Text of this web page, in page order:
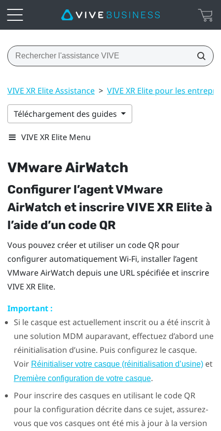
VIVE XR Elite Assistance > VIVE XR Elite pour les
Téléchargement des guides
VIVE XR Elite Menu
VMware AirWatch
Configurer l’agentVMware
AirWatch et inscrireVIVE XR Eliteà
l’aide d’un code QR
Vous pouvez créer et utiliser un code QR pour
configurer automatiquementWi-Fi, installer l’agent
VMware AirWatch depuis une URL spécifiée et inscrire
VIVE XR Elite.
Important :
Si le casque est actuellement inscrit ou a été inscrit à
une solution MDM auparavant, effectuez d’abord une
réinitialisation d’usine. Puis configurez le casque.
Voir Réinitialiser votre casque (réinitialisation d’usine)et
Première configuration de votre casque.
Pour inscrire des casques en utilisant le code QR
pour la configuration décrite dans ce sujet, assurez-
vous que vos casques ont été mis à jour à la version